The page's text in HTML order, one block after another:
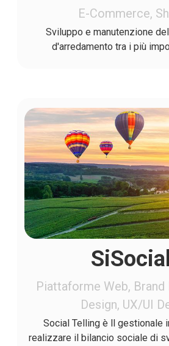
E-Commerce,
Sviluppo e manutenzione
d'arredamento tra i più
Piattaforme Web, Brand
Design, UX/UI
Social Telling è ll gestionale
realizzare il bilancio sociale di